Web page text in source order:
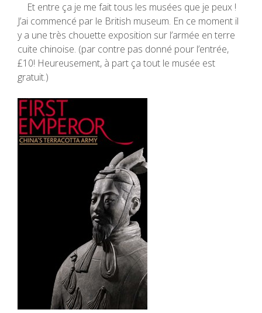
Et entre ça je me fait tous les musées que je peux !
J’ai commencé par le British museum. En ce moment il
y a une très chouette exposition sur l’armée en terre
cuite chinoise. (par contre pas donné pour l’entrée,
£10! Heureusement, à part ça tout le musée est
gratuit.)